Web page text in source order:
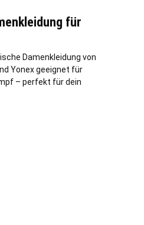
für
Damenkleidung von
Yonex geeignet für
– perfekt für dein